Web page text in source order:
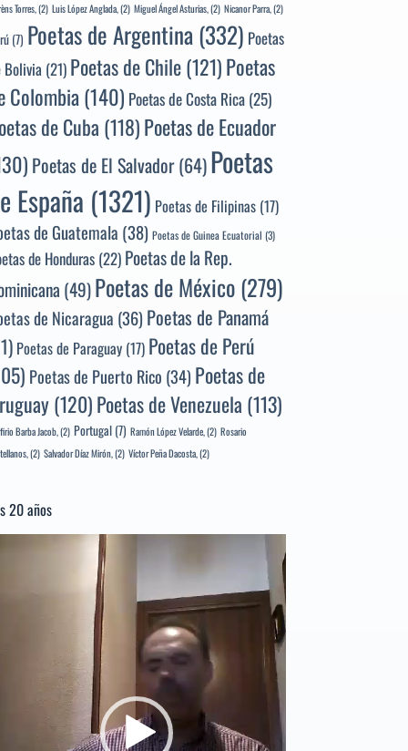
Torres,(2) Luis López Anglada,(2) Miguel Ángel Asturias,(2) Nicanor Parra,(2)
(7) Poetas de Argentina(332) Poetas
Bolivia(21) Poetas de Chile(121)Poetas
Colombia(140) Poetas de Costa Rica(25)
de Cuba (118)Poetas de Ecuador
Poetas de El Salvador(64)Poetas
España (1321) Poetas de Filipinas (17)
de Guatemala (38) Poetas de Guinea Ecuatorial (3)
de Honduras(22) Poetas de la Rep.
(49)Poetas de México(279)
de Nicaragua (36)Poetas de Panamá
Poetas de Paraguay (17) Poetas de Perú
Poetas de Puerto Rico (34) Poetas de
(120)Poetas de Venezuela (113)
Barba Jacob,(2) Portugal (7) Ramón López Velarde,(2) Rosario
(2) Salvador Díaz Mirón,(2) Víctor Peña Dacosta,(2)
20 años